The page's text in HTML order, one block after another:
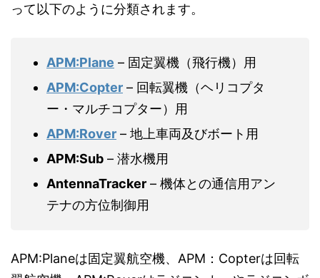
って以下のように分類されます。
APM:Plane – 固定翼機（飛行機）用
APM:Copter – 回転翼機（ヘリコプタ
ー・マルチコプター）用
APM:Rover – 地上車両及びボート用
APM:Sub – 潜水機用
AntennaTracker – 機体との通信用アン
テナの方位制御用
APM:Planeは固定翼航空機、APM：Copterは回転